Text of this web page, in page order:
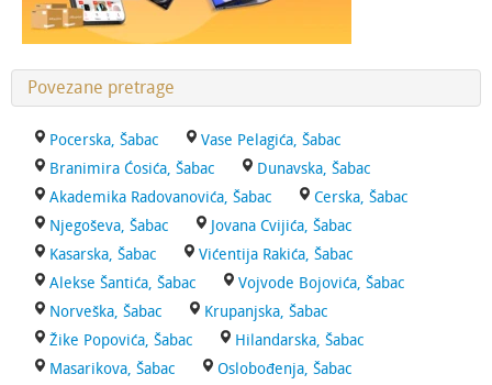
Povezane pretrage
Pocerska, Šabac
Vase Pelagića, Šabac
Branimira Ćosića, Šabac
Dunavska, Šabac
Akademika Radovanovića, Šabac
Cerska, Šabac
Njegoševa, Šabac
Jovana Cvijića, Šabac
Kasarska, Šabac
Vićentija Rakića, Šabac
Alekse Šantića, Šabac
Vojvode Bojovića, Šabac
Norveška, Šabac
Krupanjska, Šabac
Žike Popovića, Šabac
Hilandarska, Šabac
Masarikova, Šabac
Oslobođenja, Šabac